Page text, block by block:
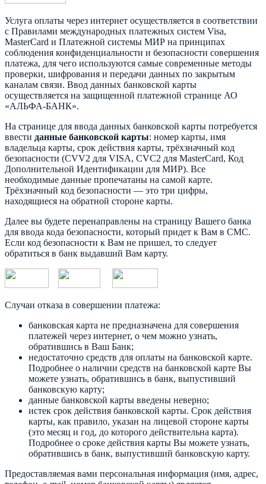
Услуга оплаты через интернет осуществляется в соответствии
с Правилами международных платежных систем Visa,
MasterCard и Платежной системы МИР на принципах
соблюдения конфиденциальности и безопасности совершения
платежа, для чего используются самые современные методы
проверки, шифрования и передачи данных по закрытым
каналам связи. Ввод данных банковской карты
осуществляется на защищенной платежной странице АО
«АЛЬФА-БАНК».
На странице для ввода данных банковской карты потребуется
ввести данные банковской карты: номер карты, имя
владельца карты, срок действия карты, трёхзначный код
безопасности (CVV2 для VISA, CVC2 для MasterCard, Код
Дополнительной Идентификации для МИР). Все
необходимые данные пропечатаны на самой карте.
Трёхзначный код безопасности — это три цифры,
находящиеся на обратной стороне карты.
Далее вы будете перенаправлены на страницу Вашего банка
для ввода кода безопасности, который придет к Вам в СМС.
Если код безопасности к Вам не пришел, то следует
обратиться в банк выдавший Вам карту.
Случаи отказа в совершении платежа:
банковская карта не предназначена для совершения
платежей через интернет, о чем можно узнать,
обратившись в Ваш Банк;
недостаточно средств для оплаты на банковской карте.
Подробнее о наличии средств на банковской карте Вы
можете узнать, обратившись в банк, выпустивший
банковскую карту;
данные банковской карты введены неверно;
истек срок действия банковской карты. Срок действия
карты, как правило, указан на лицевой стороне карты
(это месяц и год, до которого действительна карта).
Подробнее о сроке действия карты Вы можете узнать,
обратившись в банк, выпустивший банковскую карту.
Предоставляемая вами персональная информация (имя, адрес,